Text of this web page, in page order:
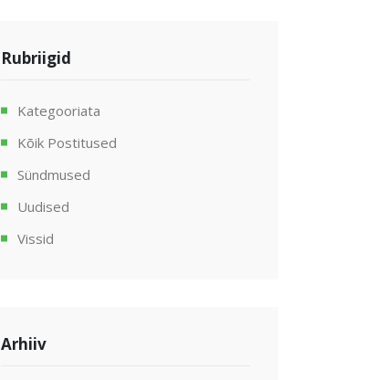
Rubriigid
Kategooriata
Kõik Postitused
Sündmused
Uudised
Vissid
Arhiiv